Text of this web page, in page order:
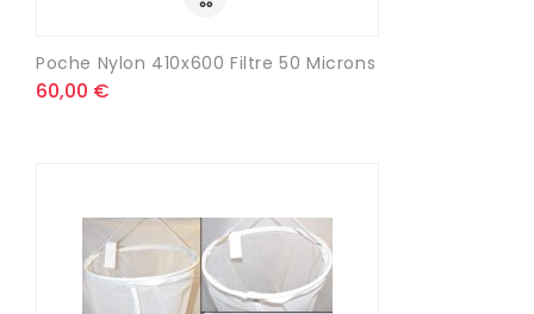
Poche Nylon 410x600 Filtre 50 Microns
60,00 €